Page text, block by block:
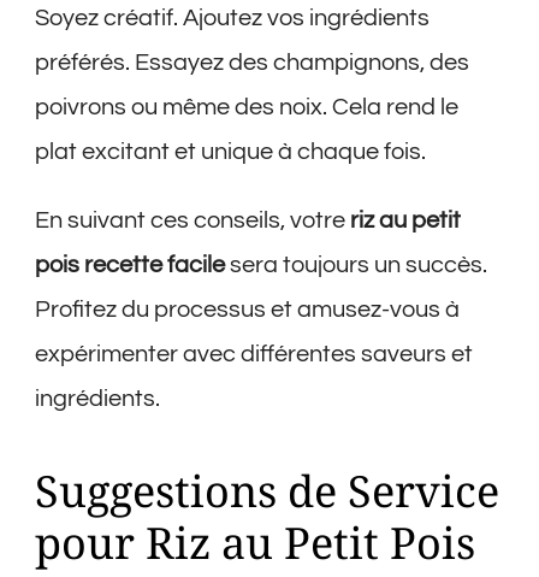
Soyez créatif. Ajoutez vos ingrédients
préférés. Essayez des champignons, des
poivrons ou même des noix. Cela rend le
plat excitant et unique à chaque fois.
En suivant ces conseils, votre riz au petit
pois recette facilesera toujours un succès.
Profitez du processus et amusez-vous à
expérimenter avec différentes saveurs et
ingrédients.
Suggestions de Service
pour Riz au Petit Pois